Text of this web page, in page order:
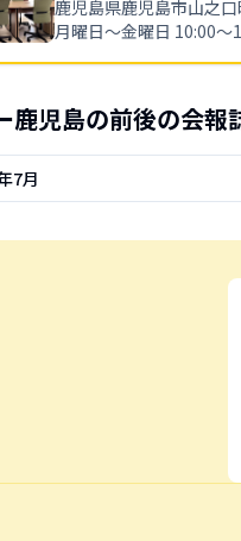
鹿児島県鹿児島市山之
月曜日〜金曜日 10:00〜
鹿児島の前後の会報
7月